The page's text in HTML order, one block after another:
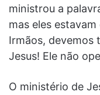
ministrou a
mas eles
Irmãos, devemos
Jesus! Ele não
O ministério de